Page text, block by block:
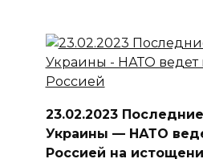
23.02.2023
Украины — НАТО
Россией на